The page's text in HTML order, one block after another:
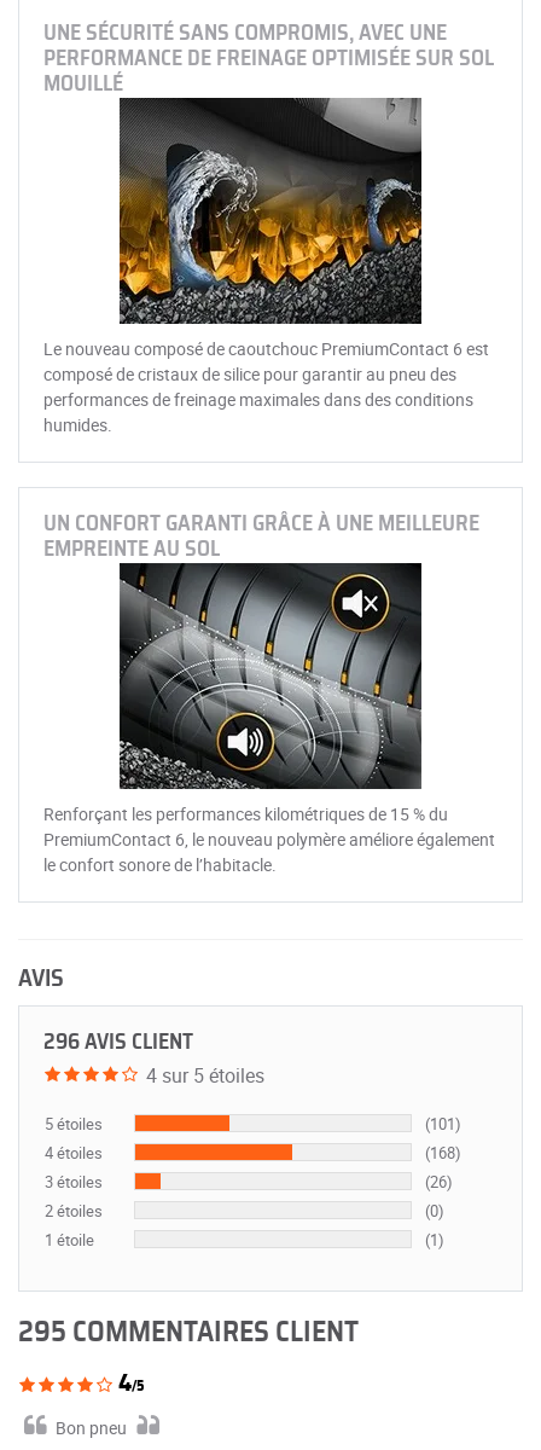
UNE SÉCURITÉ SANS COMPROMIS, AVEC UNE
PERFORMANCE DE FREINAGE OPTIMISÉE SUR SOL
MOUILLÉ
Le nouveau composé de caoutchouc PremiumContact 6 est
composé de cristaux de silice pour garantir au pneu des
performances de freinage maximales dans des conditions
humides.
UN CONFORT GARANTI GRÂCE À UNE MEILLEURE
EMPREINTE AU SOL‌‌
Renforçant les performances kilométriques de 15 % du
PremiumContact 6, le nouveau polymère améliore également
le confort sonore de l’habitacle.
AVIS
296 AVIS CLIENT
4 sur 5 étoiles
5 étoiles
(101)
4 étoiles
(168)
3 étoiles
(26)
2 étoiles
(0)
1 étoile
(1)
295 COMMENTAIRES CLIENT
4/5
Bon pneu